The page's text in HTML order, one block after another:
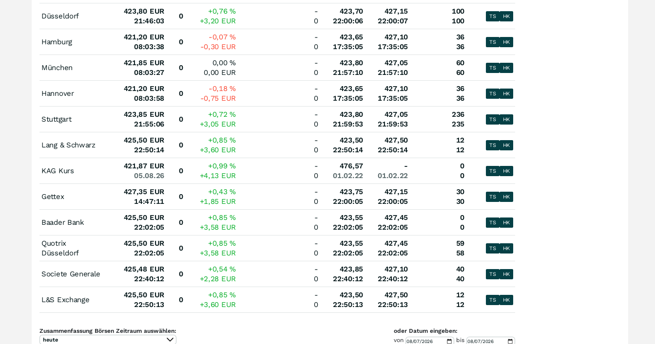
Düsseldorf
423,80 EUR
21:46:03
0
+0,76%
+3,20 EUR
-
0
423,70
22:00:06
427,15
22:00:07
100
100
TS HK
Hamburg
421,20 EUR
08:03:38
0
-0,07%
-0,30 EUR
-
0
423,65
17:35:05
427,10
17:35:05
36
36
TS HK
München
421,85 EUR
08:03:27
0
0,00%
0,00 EUR
-
0
423,80
21:57:10
427,05
21:57:10
60
60
TS HK
Hannover
421,20 EUR
08:03:58
0
-0,18%
-0,75 EUR
-
0
423,65
17:35:05
427,10
17:35:05
36
36
TS HK
Stuttgart
423,85 EUR
21:55:06
0
+0,72%
+3,05 EUR
-
0
423,80
21:59:53
427,05
21:59:53
236
235
TS HK
Lang & Schwarz
425,50 EUR
22:50:14
0
+0,85%
+3,60 EUR
-
0
423,50
22:50:14
427,50
22:50:14
12
12
TS HK
KAG Kurs
421,87 EUR
05.08.26
0
+0,99%
+4,13 EUR
-
0
476,57
01.02.22
-
01.02.22
0
0
TS HK
Gettex
427,35 EUR
14:47:11
0
+0,43%
+1,85 EUR
-
0
423,75
22:00:05
427,15
22:00:05
30
30
TS HK
Baader Bank
425,50 EUR
22:02:05
0
+0,85%
+3,58 EUR
-
0
423,55
22:02:05
427,45
22:02:05
0
0
TS HK
Quotrix
Düsseldorf
425,50 EUR
22:02:05
0
+0,85%
+3,58 EUR
-
0
423,55
22:02:05
427,45
22:02:05
59
58
TS HK
Societe Generale
425,48 EUR
22:40:12
0
+0,54%
+2,28 EUR
-
0
423,85
22:40:12
427,10
22:40:12
40
40
TS HK
L&S Exchange
425,50 EUR
22:50:13
0
+0,85%
+3,60 EUR
-
0
423,50
22:50:13
427,50
22:50:13
12
12
TS HK
Zusammenfassung Börsen Zeitraum auswählen:
heute
oder Datum eingeben:
von
bis